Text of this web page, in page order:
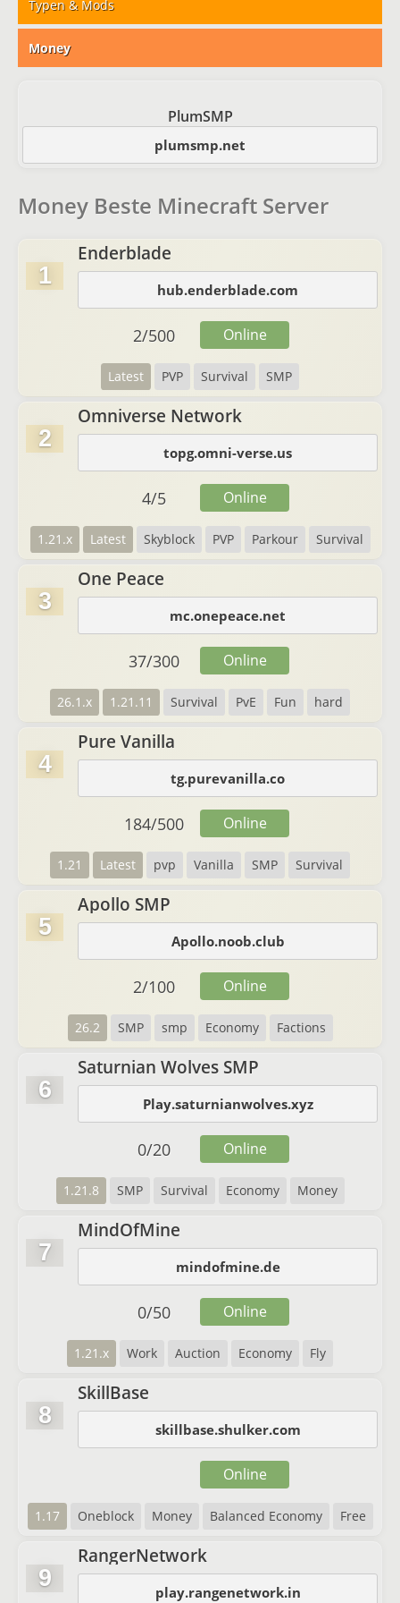
Typen & Mods
Money
PlumSMP
plumsmp.net
Money Beste Minecraft Server
1
Enderblade
hub.enderblade.com
Latest PVP Survival SMP
2/500 Online
2
Omniverse Network
topg.omni-verse.us
1.21.x Latest Skyblock PVP Parkour Survival
4/5 Online
3
One Peace
mc.onepeace.net
26.1.x 1.21.11 Survival PvE Fun hard
37/300 Online
4
Pure Vanilla
tg.purevanilla.co
1.21 Latest pvp Vanilla SMP Survival
184/500 Online
5
Apollo SMP
Apollo.noob.club
26.2 SMP smp Economy Factions
2/100 Online
6
Saturnian Wolves SMP
Play.saturnianwolves.xyz
1.21.8 SMP Survival Economy Money
0/20 Online
7
MindOfMine
mindofmine.de
1.21.x Work Auction Economy Fly
0/50 Online
8
SkillBase
skillbase.shulker.com
1.17 Oneblock Money Balanced Economy Free
Online
9
RangerNetwork
play.rangenetwork.in